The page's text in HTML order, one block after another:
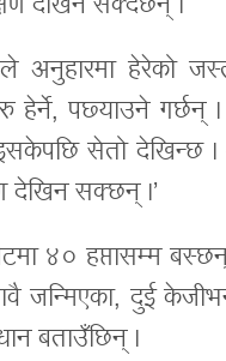
अनुहारमा हेरेको
हेर्ने, पछ्याउने गर्छन्
सेतो देखिन्छ ।
देखिन सक्छन् ।’
४० हप्तासम्म
जन्मिएका, दुई
बताउँछिन् ।